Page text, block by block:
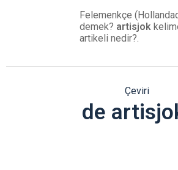
Felemenkçe
demek? artisjok
artikeli nedir?.
Çeviri
de